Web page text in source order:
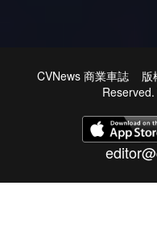
CVNews 商業車誌 版